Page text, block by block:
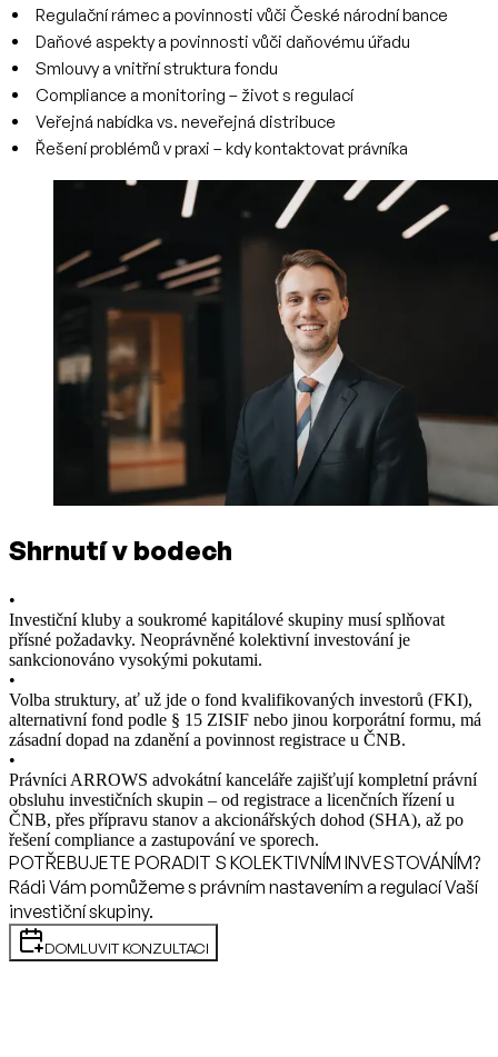
Regulační rámec a povinnosti vůči České národní bance
Daňové aspekty a povinnosti vůči daňovému úřadu
Smlouvy a vnitřní struktura fondu
Compliance a monitoring – život s regulací
Veřejná nabídka vs. neveřejná distribuce
Řešení problémů v praxi – kdy kontaktovat právníka
Shrnutí v bodech
•
Investiční kluby a soukromé kapitálové skupiny musí splňovat
přísné požadavky. Neoprávněné kolektivní investování je
sankcionováno vysokými pokutami.
•
Volba struktury, ať už jde o fond kvalifikovaných investorů (FKI),
alternativní fond podle § 15 ZISIF nebo jinou korporátní formu, má
zásadní dopad na zdanění a povinnost registrace u ČNB.
•
Právníci ARROWS advokátní kanceláře zajišťují kompletní právní
obsluhu investičních skupin – od registrace a licenčních řízení u
ČNB, přes přípravu stanov a akcionářských dohod (SHA), až po
řešení compliance a zastupování ve sporech.
POTŘEBUJETE PORADIT S KOLEKTIVNÍM INVESTOVÁNÍM?
Rádi Vám pomůžeme s právním nastavením a regulací Vaší
investiční skupiny.
DOMLUVIT KONZULTACI